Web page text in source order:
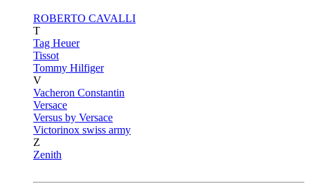
ROBERTO CAVALLI
T
Tag Heuer
Tissot
Tommy Hilfiger
V
Vacheron Constantin
Versace
Versus by Versace
Victorinox swiss army
Z
Zenith